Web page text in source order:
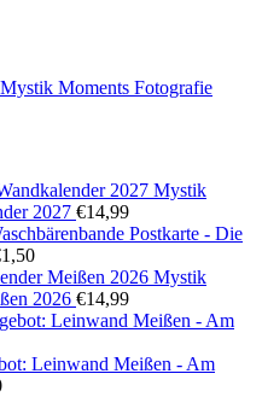
Moments Fotografie
Mystik
2027 €14,99
Postkarte - Die
1,50
Mystik
2026 €14,99
Leinwand Meißen - Am